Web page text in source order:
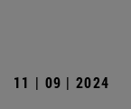
11 | 09 | 2024